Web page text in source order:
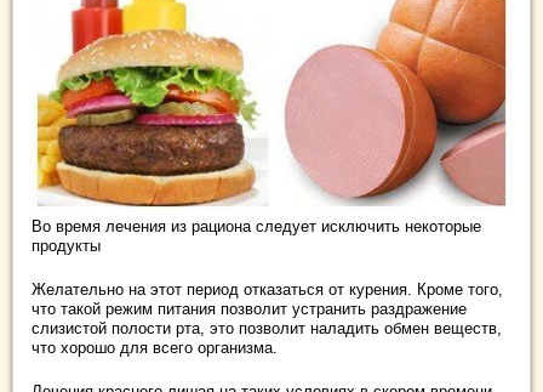
Во время лечения из рациона следует исключить некоторые
продукты
Желательно на этот период отказаться от курения. Кроме того,
что такой режим питания позволит устранить раздражение
слизистой полости рта, это позволит наладить обмен веществ,
что хорошо для всего организма.